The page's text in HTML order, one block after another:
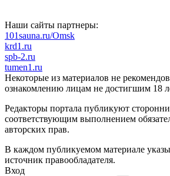
Наши сайты партнеры:
101sauna.ru/Omsk
krd1.ru
spb-2.ru
tumen1.ru
Некоторые из материалов не
ознакомлению лицам не достигшим 18
Редакторы портала публикуют
соответствующим выполнением
авторских прав.
В каждом публикуемом материале
источник правообладателя.
Вход